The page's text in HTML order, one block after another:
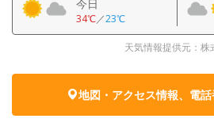
今日
34℃／23℃
天気情報提供元：
地図・アクセス情報、電